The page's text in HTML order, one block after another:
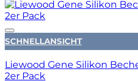
SCHNELLANSICHT
Liewood Gene Silikon
2er Pack